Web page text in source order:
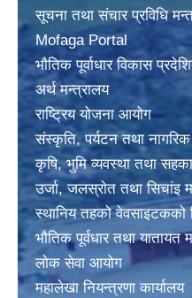
सूचना तथा संचार प्रविधि
Mofaga Portal
भाैतिक पूर्वाधार विकास
अर्थ मन्त्रालय
राष्ट्रिय योजना आयोग
संस्कृति, पर्यटन तथा
कृषि, भुमि व्यवस्था तथा
उर्जा, जलस्राेत तथा सिचांइ
स्थानिय तहकाे वेवसाइटककाे
भाैतिक पूर्वधार तथा
लाेक सेवा आयोग
महालेखा नियन्त्रणा कार्यालय